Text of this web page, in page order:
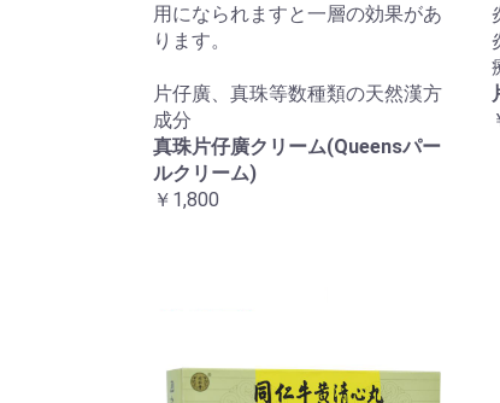
用になられますと一層の効果があ
ります。
片仔廣、真珠等数種類の天然漢方
成分
真珠片仔廣クリーム(Queensパー
ルクリーム)
￥1,800